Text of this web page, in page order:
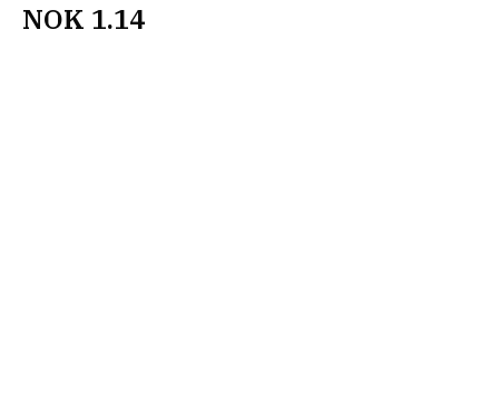
NOK 1.14